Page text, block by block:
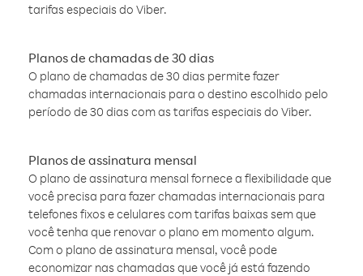
tarifas especiais do Viber.
Planos de chamadas de 30 dias
O plano de chamadas de 30 dias permite fazer
chamadas internacionais para o destino escolhido pelo
período de 30 dias com as tarifas especiais do Viber.
Planos de assinatura mensal
O plano de assinatura mensal fornece a flexibilidade que
você precisa para fazer chamadas internacionais para
telefones fixos e celulares com tarifas baixas sem que
você tenha que renovar o plano em momento algum.
Com o plano de assinatura mensal, você pode
economizar nas chamadas que você já está fazendo